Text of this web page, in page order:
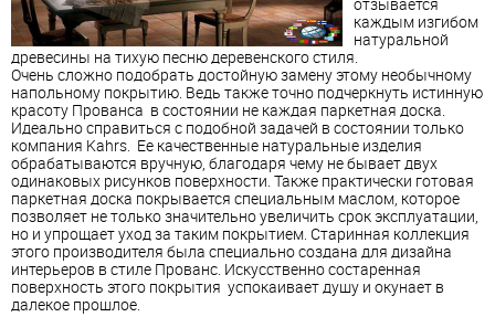
отзывается
каждым изгибом
натуральной
древесины на тихую песню деревенского стиля.
Очень сложно подобрать достойную замену этому необычному
напольному покрытию. Ведь также точно подчеркнуть истинную
красоту Прованса в состоянии не каждая паркетная доска.
Идеально справиться с подобной задачей в состоянии только
компания Kahrs. Ее качественные натуральные изделия
обрабатываются вручную, благодаря чему не бывает двух
одинаковых рисунков поверхности. Также практически готовая
паркетная доска покрывается специальным маслом, которое
позволяет не только значительно увеличить срок эксплуатации,
но и упрощает уход за таким покрытием. Старинная коллекция
этого производителя была специально создана для дизайна
интерьеров в стиле Прованс. Искусственно состаренная
поверхность этого покрытия успокаивает душу и окунает в
далекое прошлое.